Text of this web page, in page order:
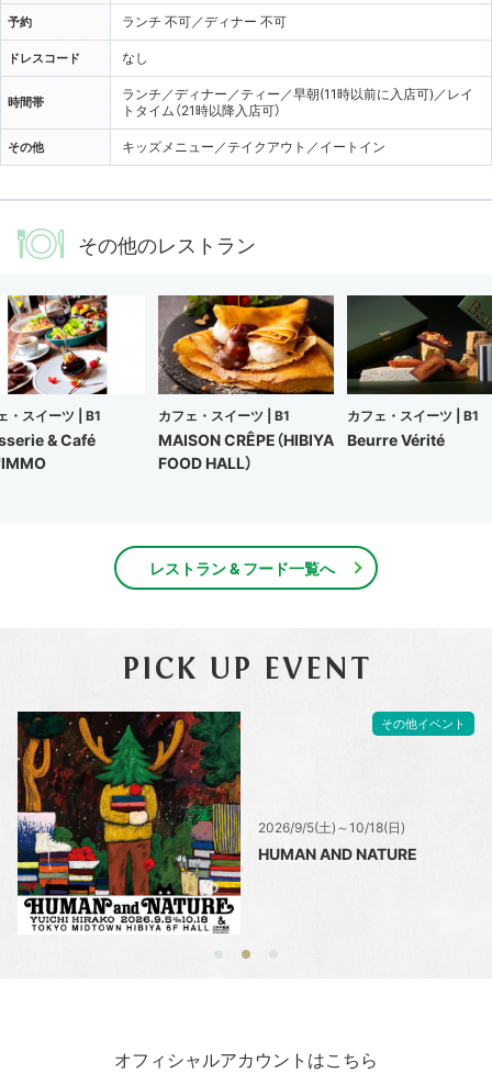
予約 ランチ 不可／ディナー 不可
ドレスコード なし
時間帯
ランチ／ディナー／ティー／早朝(11時以前に入店可)／レイ
トタイム（21時以降入店可）
その他 キッズメニュー／テイクアウト／イートイン
その他のレストラン
・スイーツ | B1
& Café
カフェ・スイーツ | B1
MAISON CRÊPE（HIBIYA
FOOD HALL）
カフェ・スイーツ | B1
Beurre Vérité
レストラン & フード一覧へ
PICK UP EVENT
2026/9/5(土)～10/18(日)
HUMAN AND NATURE
その他イベント
オフィシャルアカウントはこちら